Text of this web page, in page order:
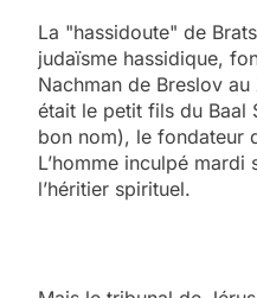
La "hassidoute" de
judaïsme hassidique,
Nachman de Breslov au
était le petit fils du Baal
bon nom), le fondateur
L’homme inculpé mardi
l’héritier spirituel.